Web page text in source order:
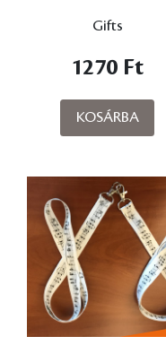
Gifts
1270 Ft
KOSÁRBA